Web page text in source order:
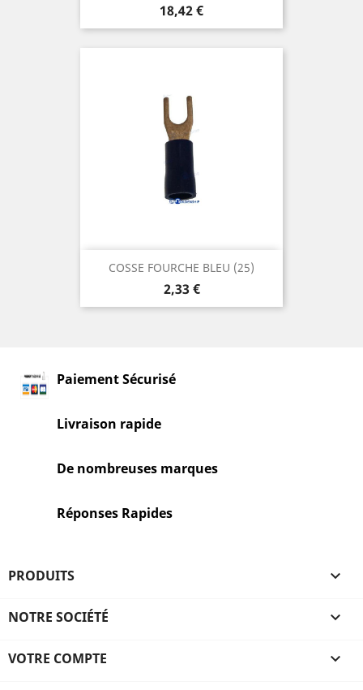
Prix
18,42 €
COSSE FOURCHE BLEU (25)
Prix
2,33 €
Paiement Sécurisé
Livraison rapide
De nombreuses marques
Réponses Rapides
PRODUITS 
NOTRE SOCIÉTÉ 
VOTRE COMPTE 